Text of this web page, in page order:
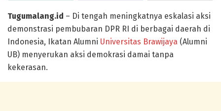
Tugumalang.id – Di tengah meningkatnya eskalasi aksi
demonstrasi pembubaran DPR RI di berbagai daerah di
Indonesia, Ikatan Alumni Universitas Brawijaya (Alumni
UB) menyerukan aksi demokrasi damai tanpa
kekerasan.